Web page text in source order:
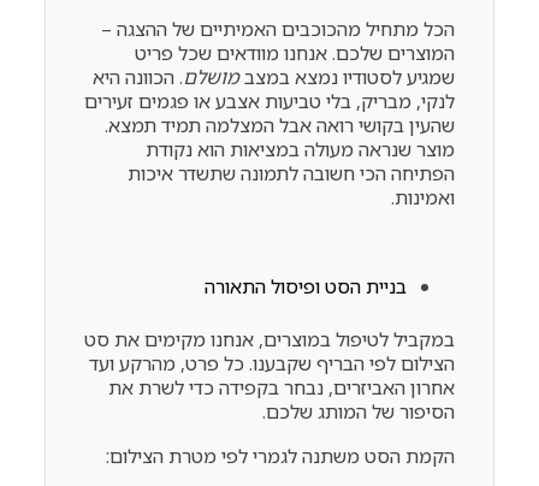
הכל מתחיל מהכוכבים האמיתיים של ההצגה –
המוצרים שלכם. אנחנו מוודאים שכל פריט
שמגיע לסטודיו נמצא במצבמושלם. הכוונה היא
לנקי, מבריק, בלי טביעות אצבע או פגמים זעירים
שהעין בקושי רואה אבל המצלמה תמיד תמצא.
מוצר שנראה מעולה במציאות הוא נקודת
הפתיחה הכי חשובה לתמונה שתשדר איכות
ואמינות.
בניית הסט ופיסול התאורה
במקביל לטיפול במוצרים, אנחנו מקימים את סט
הצילום לפי הבריף שקבענו. כל פרט, מהרקע ועד
אחרון האביזרים, נבחר בקפידה כדי לשרת את
הסיפור של המותג שלכם.
הקמת הסט משתנה לגמרי לפי מטרת הצילום: